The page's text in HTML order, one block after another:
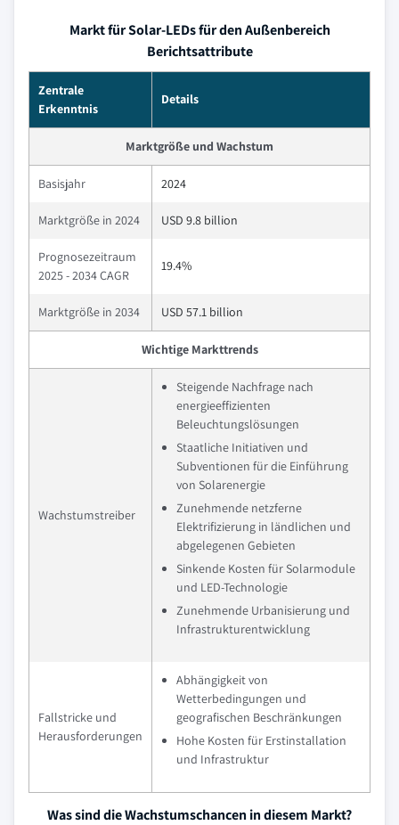
Markt für Solar-LEDs für den Außenbereich
Berichtsattribute
Zentrale
Erkenntnis
Details
Marktgröße und Wachstum
Basisjahr 2024
Marktgröße in 2024 USD 9.8 billion
Prognosezeitraum
2025 - 2034 CAGR
19.4%
Marktgröße in 2034 USD 57.1 billion
Wichtige Markttrends
Wachstumstreiber
Steigende Nachfrage nach
energieeffizienten
Beleuchtungslösungen
Staatliche Initiativen und
Subventionen für die Einführung
von Solarenergie
Zunehmende netzferne
Elektrifizierung in ländlichen und
abgelegenen Gebieten
Sinkende Kosten für Solarmodule
und LED-Technologie
Zunehmende Urbanisierung und
Infrastrukturentwicklung
Fallstricke und
Herausforderungen
Abhängigkeit von
Wetterbedingungen und
geografischen Beschränkungen
Hohe Kosten für Erstinstallation
und Infrastruktur
Was sind die Wachstumschancen in diesem Markt?